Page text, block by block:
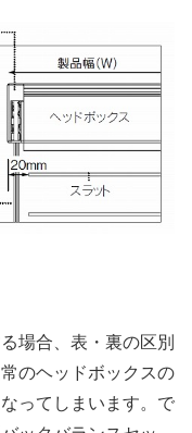
場合、表・裏の区別
のヘッドボックスの
ってしまいます。で